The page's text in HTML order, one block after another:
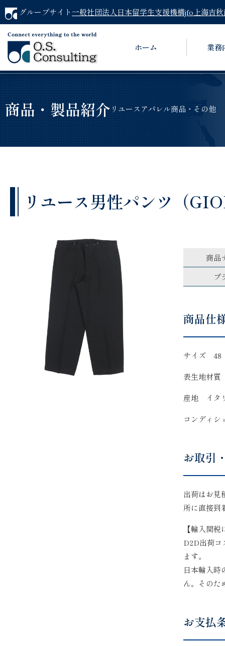
グループサイト 一般社団法人日本留学生支援機構jfo 上海吉
ホーム 業務
商品・製品紹介 リユースアパレル商品・その他
リユース男性パンツ（
商品
ブ
商品仕
サイズ 48
表生地材
産地 イタ
コンディ
お取引
出荷はお見
所に直接到
【輸入関
D2D出荷コ
ます。
日本輸入時
ん。そのた
お支払